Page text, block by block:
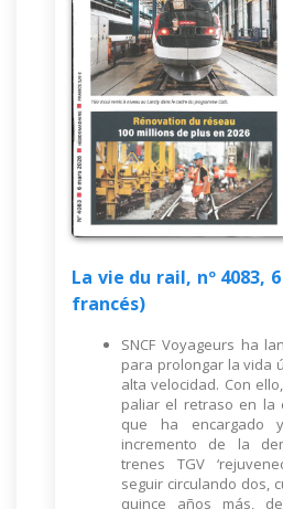
La vie du rail, nº 4083,
francés)
SNCF Voyageurs ha
para prolongar la vida
alta velocidad. Con
paliar el retraso en la
que ha encargado
incremento de la
trenes TGV
seguir circulando dos,
quince años más,